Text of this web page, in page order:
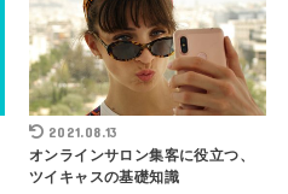
2021.08.13
オンラインサロン集客に役立つ、
ツイキャスの基礎知識